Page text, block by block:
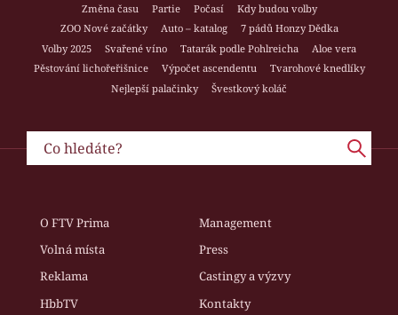
Změna času
Partie Počasí
Kdy budou volby
ZOO Nové začátky
Auto – katalog
7 pádů Honzy Dědka
Volby 2025
Svařené víno Tatarák podle Pohlreicha
Aloe vera
Pěstování lichořeřišnice
Výpočet ascendentu
Tvarohové knedlíky
Nejlepší palačinky
Švestkový koláč
O FTV Prima
Management
Volná místa
Press
Reklama
Castingy a výzvy
HbbTV
Kontakty